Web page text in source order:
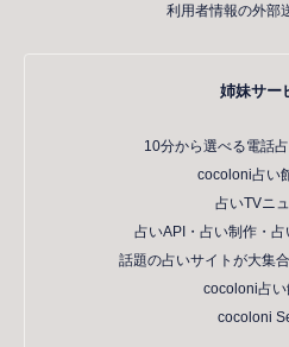
利用者情報の外部
姉妹サー
10分から選べる電話占
cocoloni占い
占いTVニ
占いAPI・占い制作・
話題の占いサイトが大集
cocoloni占い
cocoloni